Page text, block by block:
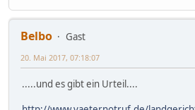
Belbo
Gast
20. Mai 2017, 07:18:07
.....und es gibt ein Urteil....